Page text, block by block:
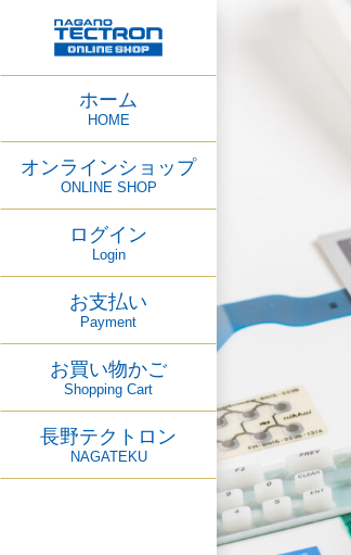
ホーム
HOME
オンラインショップ
ONLINE SHOP
ログイン
Login
お支払い
Payment
お買い物かご
Shopping Cart
長野テクトロン
NAGATEKU